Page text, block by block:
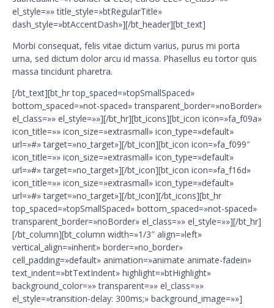
el_style=»» title_style=»btRegularTitle»
dash_style=»btAccentDash»][/bt_header][bt_text]
Morbi consequat, felis vitae dictum varius, purus mi porta
urna, sed dictum dolor arcu id massa. Phasellus eu tortor quis
massa tincidunt pharetra.
[/bt_text][bt_hr top_spaced=»topSmallSpaced»
bottom_spaced=»not-spaced» transparent_border=»noBorder»
el_class=»» el_style=»»][/bt_hr][bt_icons][bt_icon icon=»fa_f09a»
icon_title=»» icon_size=»extrasmall» icon_type=»default»
url=»#» target=»no_target»][/bt_icon][bt_icon icon=»fa_f099″
icon_title=»» icon_size=»extrasmall» icon_type=»default»
url=»#» target=»no_target»][/bt_icon][bt_icon icon=»fa_f16d»
icon_title=»» icon_size=»extrasmall» icon_type=»default»
url=»#» target=»no_target»][/bt_icon][/bt_icons][bt_hr
top_spaced=»topSmallSpaced» bottom_spaced=»not-spaced»
transparent_border=»noBorder» el_class=»» el_style=»»][/bt_hr]
[/bt_column][bt_column width=»1/3″ align=»left»
vertical_align=»inherit» border=»no_border»
cell_padding=»default» animation=»animate animate-fadein»
text_indent=»btTextIndent» highlight=»btHighlight»
background_color=»» transparent=»» el_class=»»
el_style=»transition-delay: 300ms;» background_image=»»]